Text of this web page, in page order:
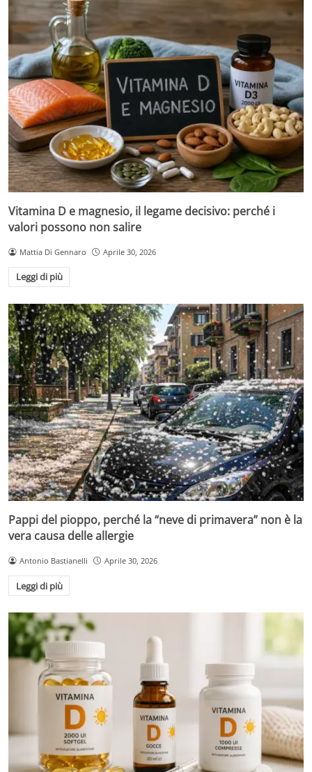
Vitamina D e magnesio, il legame decisivo: perché i
valori possono non salire
Mattia Di Gennaro Aprile 30, 2026
Leggi di più
Pappi del pioppo, perché la “neve di primavera” non è la
vera causa delle allergie
Antonio Bastianelli Aprile 30, 2026
Leggi di più